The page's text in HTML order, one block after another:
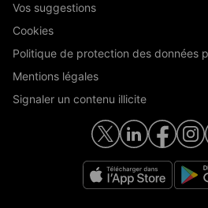
Vos suggestions
Cookies
Politique de protection des données
Mentions légales
Signaler un contenu illicite